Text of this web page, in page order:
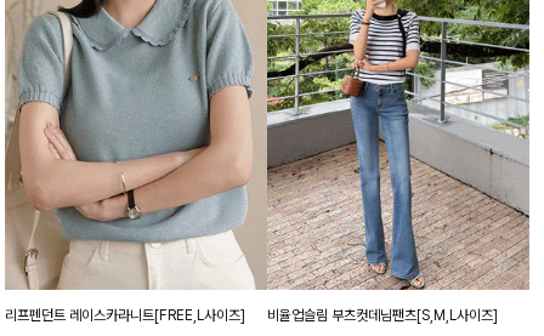
리프펜던트 레이스카라니트[FREE,L사이즈] 비율업슬림 부츠컷데님팬츠[S,M,L사이즈]